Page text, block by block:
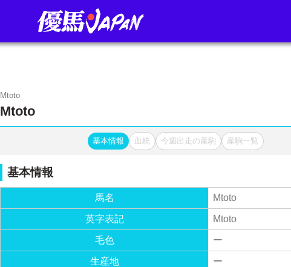
Mtoto
Mtoto
基本情報 血統 今週出走の産駒 産駒一覧
基本情報
馬名 Mtoto
英字表記 Mtoto
毛色 ー
生産地 ー